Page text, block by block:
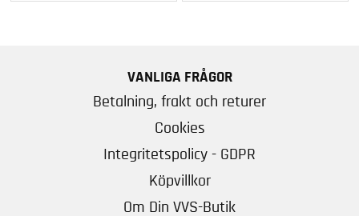
VANLIGA FRÅGOR
Betalning, frakt och returer
Cookies
Integritetspolicy - GDPR
Köpvillkor
Om Din VVS-Butik